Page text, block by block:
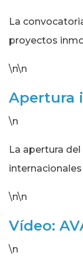
La
proyectos
\n\n
Apertura
\n
La apertura
\n\n
Vídeo:
\n